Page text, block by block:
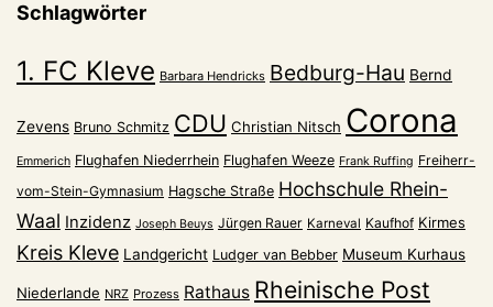
Schlagwörter
1. FC Kleve Barbara Hendricks Bedburg-Hau Bernd
Zevens Bruno Schmitz CDU Christian Nitsch Corona
Emmerich Flughafen Niederrhein Flughafen Weeze Frank Ruffing Freiherr-
vom-Stein-Gymnasium Hagsche Straße Hochschule Rhein-
Waal Inzidenz Joseph Beuys Jürgen Rauer Karneval Kaufhof Kirmes
Kreis Kleve Landgericht Ludger van Bebber Museum Kurhaus
Niederlande NRZ Prozess Rathaus Rheinische Post